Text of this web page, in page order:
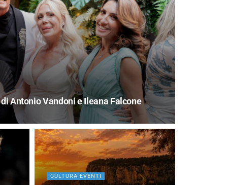
Antonio Vandoni e Ileana Falcone
CULTURA EVENTI